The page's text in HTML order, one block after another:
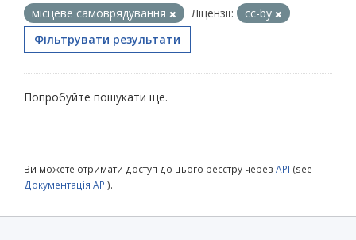
місцеве самоврядування
Ліцензії:
cc-by
Фільтрувати результати
Попробуйте пошукати ще.
Ви можете отримати доступ до цього реєстру через API (see
Документація API).